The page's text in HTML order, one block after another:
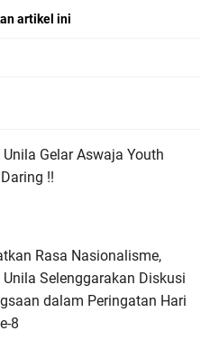
artikel ini
Unila Gelar Aswaja Youth
!!
Rasa Nasionalisme,
Unila Selenggarakan Diskusi
dalam Peringatan Hari
8